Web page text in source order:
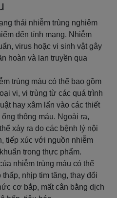
thái nhiễm trùng nghiêm
đến tính mạng. Nhiễm
virus hoặc vi sinh vật gây
hoàn và lan truyền qua
trùng máu có thể bao gồm
vi, vi trùng từ các quá trình
hay xâm lấn vào các thiết
thông máu. Ngoài ra,
xảy ra do các bệnh lý nội
tiếp xúc với nguồn nhiễm
trong thực phẩm.
nhiễm trùng máu có thể
nhịp tim tăng, thay đổi
cơ bắp, mất cân bằng dịch